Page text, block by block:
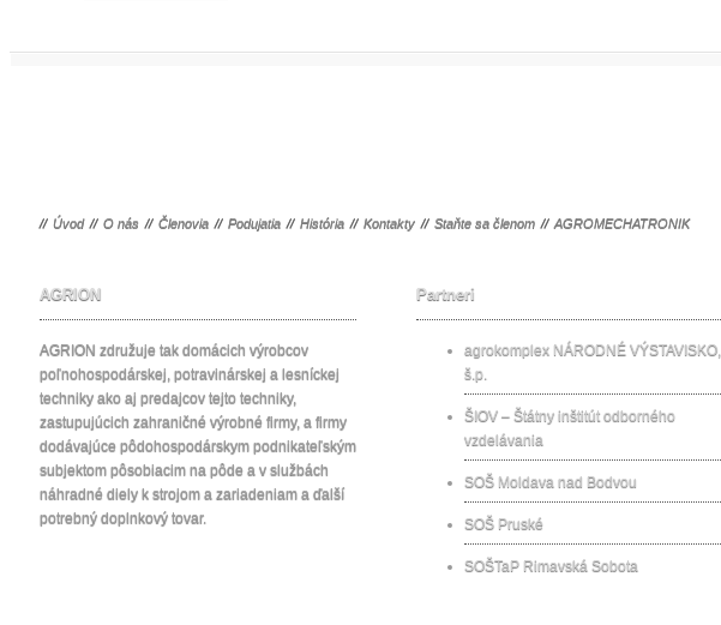
// Úvod // O nás // Členovia // Podujatia // História // Kontakty // Staňte sa členom // AGROMECHATRONIK
AGRION
AGRION združuje tak domácich výrobcov
poľnohospodárskej, potravinárskej a lesníckej
techniky ako aj predajcov tejto techniky,
zastupujúcich zahraničné výrobné firmy, a firmy
dodávajúce pôdohospodárskym podnikateľským
subjektom pôsobiacim na pôde a v službách
náhradné diely k strojom a zariadeniam a ďalší
potrebný doplnkový tovar.
Partneri
agrokomplex NÁRODNÉ VÝSTAVISKO,
š.p.
ŠIOV – Štátny inštitút odborného
vzdelávania
SOŠ Moldava nad Bodvou
SOŠ Pruské
SOŠTaP Rimavská Sobota